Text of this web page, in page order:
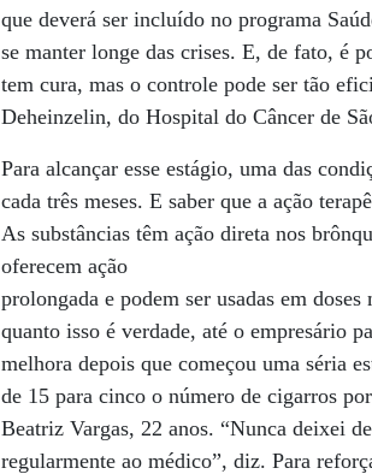
que deverá ser incluído no programa
se manter longe das crises. E, de fato, é
tem cura, mas o controle pode ser tão
Deheinzelin, do Hospital do Câncer de
Para alcançar esse estágio, uma das
cada três meses. E saber que a ação
As substâncias têm ação direta nos
oferecem ação
prolongada e podem ser usadas em
quanto isso é verdade, até o empresário
melhora depois que começou uma séria
de 15 para cinco o número de cigarros
Beatriz Vargas, 22 anos. “Nunca deixei
regularmente ao médico”, diz. Para